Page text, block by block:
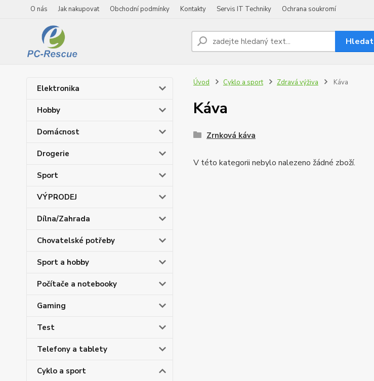
O nás Jak nakupovat Obchodní podmínky Kontakty Servis IT Techniky Ochrana soukromí
Hledat
Elektronika
Hobby
Domácnost
Drogerie
Sport
VÝPRODEJ
Dílna/Zahrada
Chovatelské potřeby
Sport a hobby
Počítače a notebooky
Gaming
Test
Telefony a tablety
Cyklo a sport
Úvod Cyklo a sport Zdravá výživa Káva
Káva
Zrnková káva
V této kategorii nebylo nalezeno žádné zboží.